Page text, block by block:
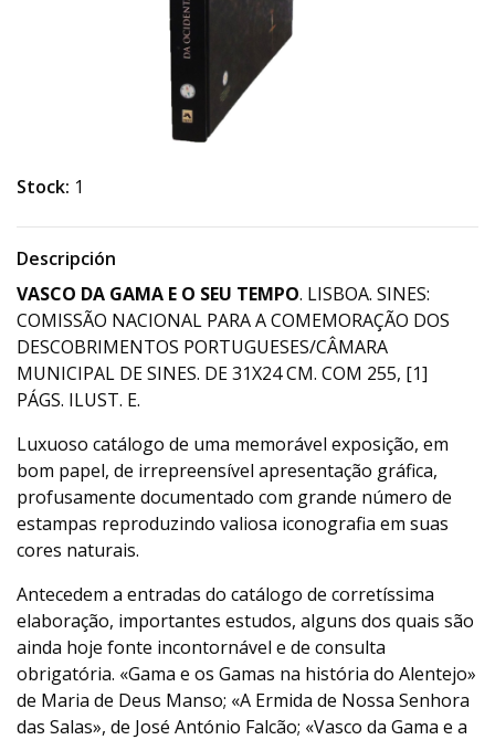
Stock: 1
Descripción
VASCO DA GAMA E O SEU TEMPO. LISBOA. SINES:
COMISSÃO NACIONAL PARA A COMEMORAÇÃO DOS
DESCOBRIMENTOS PORTUGUESES/CÂMARA
MUNICIPAL DE SINES. DE 31X24 CM. COM 255, [1]
PÁGS. ILUST. E.
Luxuoso catálogo de uma memorável exposição, em
bom papel, de irrepreensível apresentação gráfica,
profusamente documentado com grande número de
estampas reproduzindo valiosa iconografia em suas
cores naturais.
Antecedem a entradas do catálogo de corretíssima
elaboração, importantes estudos, alguns dos quais são
ainda hoje fonte incontornável e de consulta
obrigatória. «Gama e os Gamas na história do Alentejo»
de Maria de Deus Manso; «A Ermida de Nossa Senhora
das Salas», de José António Falcão; «Vasco da Gama e a